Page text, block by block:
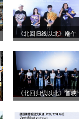
节！导演王清亭、功夫
女星母其弥雅红毯同台
释硬核动作大片
《北回归线以北》端午
《北回归线以北》首映